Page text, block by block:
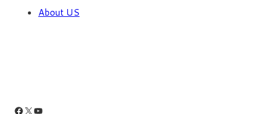
About US
Facebook
X YouTube